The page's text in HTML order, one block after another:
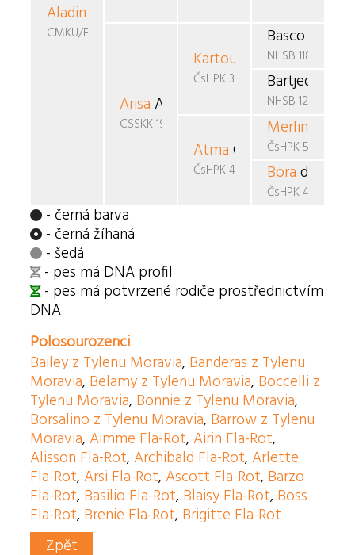
Aladin
CMKU/FBO/507
Arisa Achab
CSSKK 197/91
Kartouch Bartjeda
ČsHPK 37/89/85/89
Atma Osam
ČsHPK 42/88
Basco v.
NHSB 1186817
Bartjeda
NHSB 1240956
Merlin
ČsHPK 5-87/86/
Bora du Clos
ČsHPK 4-87/86/
- černá barva
- černá žíhaná
- šedá
- pes má DNA profil
- pes má potvrzené rodiče prostřednictvím
DNA
Polosourozenci
Bailey z Tylenu Moravia, Banderas z Tylenu
Moravia, Belamy z Tylenu Moravia, Boccelli z
Tylenu Moravia, Bonnie z Tylenu Moravia,
Borsalino z Tylenu Moravia, Barrow z Tylenu
Moravia, Aimme Fla-Rot, Airin Fla-Rot,
Alisson Fla-Rot, Archibald Fla-Rot, Arlette
Fla-Rot, Arsi Fla-Rot, Ascott Fla-Rot, Barzo
Fla-Rot, Basilio Fla-Rot, Blaisy Fla-Rot, Boss
Fla-Rot, Brenie Fla-Rot, Brigitte Fla-Rot
Zpět